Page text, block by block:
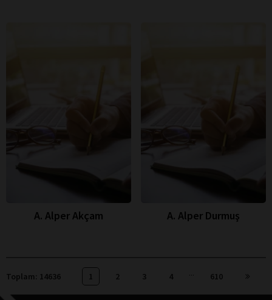
A. Alper Akçam A. Alper Durmuş
Toplam: 14636 1 2 3 4 610